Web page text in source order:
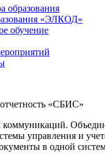
образования
«ЭЛКОД»
обучение
«СБИС»
коммуникаций.
управления и
в одной